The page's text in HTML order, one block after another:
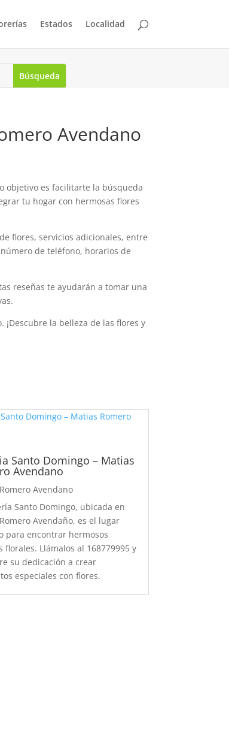
Estados Localidad
Avendano
objetivo es facilitarte la búsqueda
tu hogar con hermosas flores
flores, servicios adicionales, entre
de teléfono, horarios de
reseñas te ayudarán a tomar una
la belleza de las flores y
Santo Domingo – Matias
Avendano
Avendano
Santo Domingo, ubicada en
Avendaño, es el lugar
para encontrar hermosos
florales. Llámalos al 168779995 y
su dedicación a crear
especiales con flores.